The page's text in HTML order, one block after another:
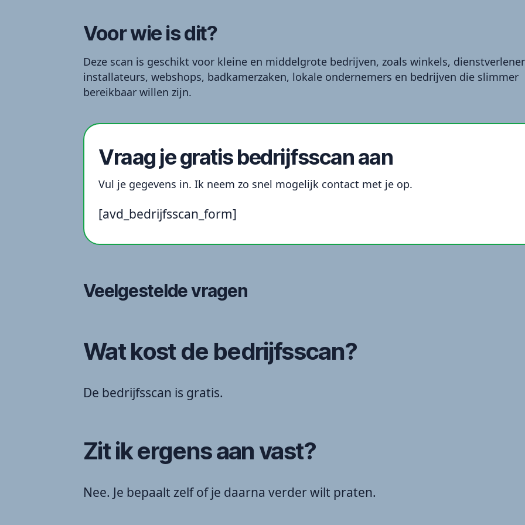
Voor wie is dit?
Deze scan is geschikt voor kleine en middelgrote bedrijven, zoals winkels,
installateurs, webshops, badkamerzaken, lokale ondernemers en bedrijven die slimmer
bereikbaar willen zijn.
Vraag je gratis bedrijfsscan aan
Vul je gegevens in. Ik neem zo snel mogelijk contact met je op.
[avd_bedrijfsscan_form]
Veelgestelde vragen
Wat kost de bedrijfsscan?
De bedrijfsscan is gratis.
Zit ik ergens aan vast?
Nee. Je bepaalt zelf of je daarna verder wilt praten.